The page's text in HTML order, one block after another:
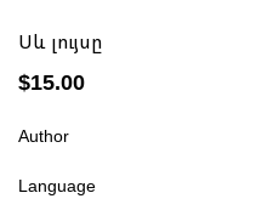
Սև լույսը
$15.00
Author
Language